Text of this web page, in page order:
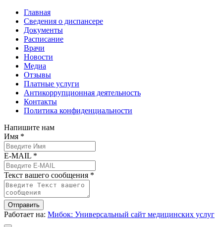
Главная
Сведения о диспансере
Документы
Расписание
Врачи
Новости
Медиа
Отзывы
Платные услуги
Антикоррупционная деятельность
Контакты
Политика конфиденциальности
Напишите нам
Имя *
E-MAIL *
Текст вашего сообщения *
Отправить
Работает на: Мибок: Универсальный сайт медицинских услуг